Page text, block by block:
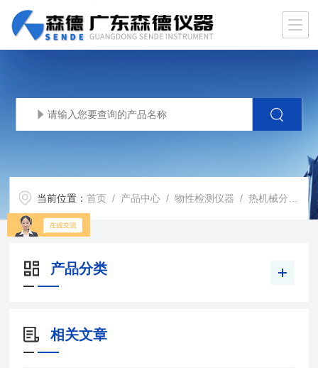
当前位置：首页 / 产品中心 /物性检测仪器 /热机械分析仪
产品分类
相关文章